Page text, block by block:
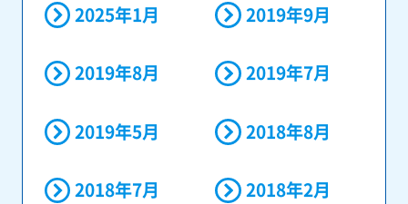
2025年1月 2019年9月
2019年8月 2019年7月
2019年5月 2018年8月
2018年7月 2018年2月